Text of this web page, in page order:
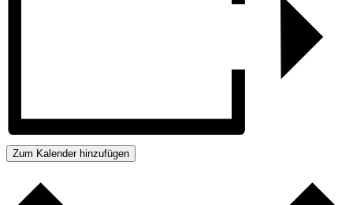
Zum Kalender hinzufügen